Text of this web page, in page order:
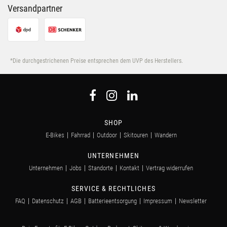
Versandpartner
*Die durchgestrichenen Preise entsprechen dem UVP des Herstellers.
SHOP
E-Bikes Fahrrad Outdoor Skitouren Wandern
UNTERNEHMEN
Unternehmen Jobs Standorte Kontakt Vertrag widerrufen
SERVICE & RECHTLICHES
FAQ Datenschutz AGB Batterieentsorgung Impressum Newsletter